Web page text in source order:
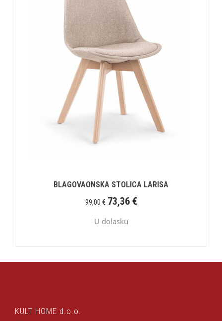
BLAGOVAONSKA STOLICA LARISA
99,00€ 73,36 €
U dolasku
KULT HOME d.o.o.